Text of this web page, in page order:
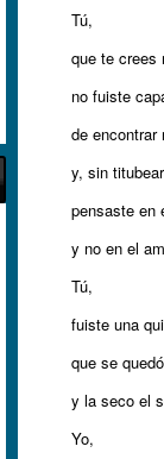
Tú,
que te crees
no fuiste
de encontrar
y, sin
pensaste en
y no en el
Tú,
fuiste una
que se
y la seco el
Yo,